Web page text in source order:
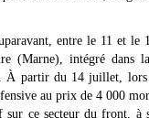
entre le 11 et le
(Marne), intégré dans
À partir du 14 juillet, lors
au prix de 4 000
sur ce secteur du front,